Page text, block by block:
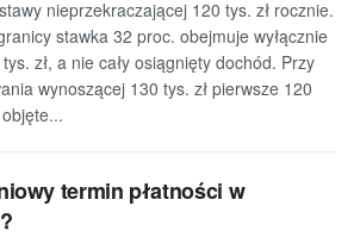
nieprzekraczającej 120 tys. zł rocznie.
stawka 32 proc. obejmuje wyłącznie
zł, a nie cały osiągnięty dochód. Przy
wynoszącej 130 tys. zł pierwsze 120
termin płatności w